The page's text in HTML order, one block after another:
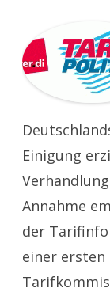
/
DTAG
und
die
VCS
Einigung
Annahme
der Tarifinfo
einer